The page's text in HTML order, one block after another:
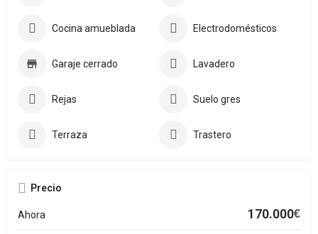
Cocina amueblada Electrodomésticos
Garaje cerrado Lavadero
Rejas Suelo gres
Terraza Trastero
Precio
Ahora 170.000€